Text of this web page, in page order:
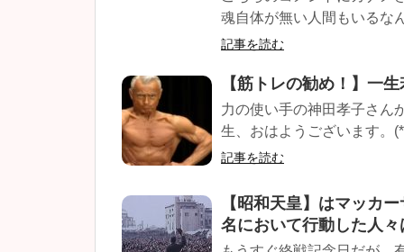
魂自体が無い人間もいるな
記事を読む
【筋トレの勧め！】一
力の使い手の神田孝子さん
生、おはようございます。
記事を読む
【昭和天皇】はマッカ
名において行動した人